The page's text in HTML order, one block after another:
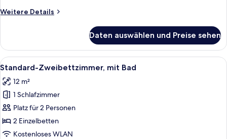
Weitere Details
Weitere
Einzelzimmer,
mit
Bad
Daten auswählen und Preise sehen
Alle
Fotos
für
Standard-
Zweibettzimmer,
mit
Bad
Ein Hotelzimmer mit zwei Betten,
10
Standard-Zweibettzimmer, mit Bad
12 m²
1 Schlafzimmer
Platz für 2 Personen
2 Einzelbetten
Kostenloses WLAN